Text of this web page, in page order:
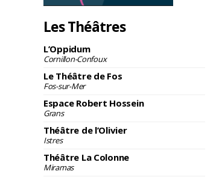
Les Théâtres
L’Oppidum
Cornillon-Confoux
Le Théâtre de Fos
Fos-sur-Mer
Espace Robert Hossein
Grans
Théâtre de l’Olivier
Istres
Théâtre La Colonne
Miramas